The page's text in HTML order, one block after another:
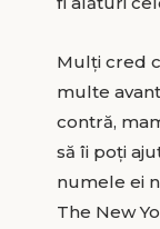
Mulţi cred
multe
contră,
să îi poţi
numele ei
The New